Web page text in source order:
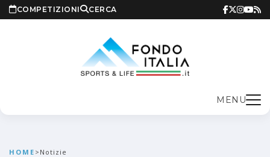
COMPETIZIONI CERCA
MENU
HOME > Notizie